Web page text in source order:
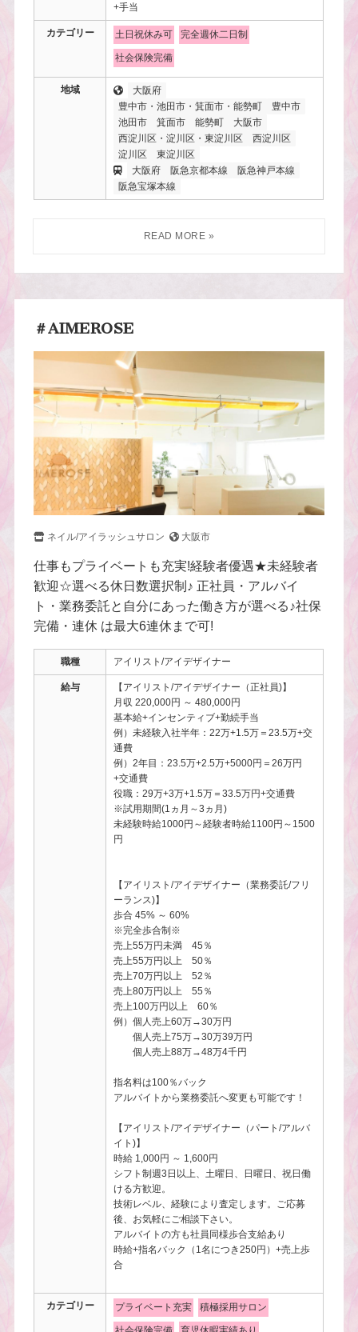
+手当
カテゴリー 土日祝休み可 完全週休二日制
社会保険完備
地域
大阪府
豊中市・池田市・箕面市・能勢町
豊中市
池田市
箕面市 能勢町
大阪市
西淀川区・淀川区・東淀川区
西淀川区
淀川区
東淀川区
大阪府
阪急京都本線
阪急神戸本線
阪急宝塚本線
＃AIMEROSE
ネイル/アイラッシュサロン 大阪市
仕事もプライベートも充実!経験者優遇★未経験者
歓迎☆選べる休日数選択制♪ 正社員・アルバイ
ト・業務委託と自分にあった働き方が選べる♪社保
完備・連休 は最大6連休まで可!
職種 アイリスト/アイデザイナー
給与
【アイリスト/アイデザイナー（正社員)】
月収 220,000円 ～ 480,000円
基本給+インセンティブ+勤続手当
例）未経験入社半年：22万+1.5万＝23.5万+交
通費
例）2年目：23.5万+2.5万+5000円＝26万円
+交通費
役職：29万+3万+1.5万＝33.5万円+交通費
※試用期間(1ヵ月～3ヵ月)
未経験時給1000円～経験者時給1100円～1500
円
【アイリスト/アイデザイナー（業務委託/フリ
ーランス)】
歩合 45% ～ 60%
※完全歩合制※
売上55万円未満 45％
売上55万円以上 50％
売上70万円以上 52％
売上80万円以上 55％
売上100万円以上 60％
例）個人売上60万→30万円
個人売上75万→30万39万円
個人売上88万→48万4千円
指名料は100％バック
アルバイトから業務委託へ変更も可能です！
【アイリスト/アイデザイナー（パート/アルバ
イト)】
時給 1,000円 ～ 1,600円
シフト制週3日以上、土曜日、日曜日、祝日働
ける方歓迎。
技術レベル、経験により査定します。ご応募
後、お気軽にご相談下さい。
アルバイトの方も社員同様歩合支給あり
時給+指名バック（1名につき250円）+売上歩
合
カテゴリー プライベート充実 積極採用サロン